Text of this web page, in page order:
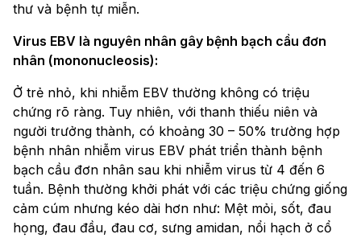
thư và bệnh tự miễn.
Virus EBV là nguyên nhân gây bệnh bạch cầu đơn
nhân (mononucleosis):
Ở trẻ nhỏ, khi nhiễm EBV thường không có triệu
chứng rõ ràng. Tuy nhiên, với thanh thiếu niên và
người trưởng thành, có khoảng 30 – 50% trường hợp
bệnh nhân nhiễm virus EBV phát triển thành bệnh
bạch cầu đơn nhân sau khi nhiễm virus từ 4 đến 6
tuần. Bệnh thường khởi phát với các triệu chứng giống
cảm cúm nhưng kéo dài hơn như: Mệt mỏi, sốt, đau
họng, đau đầu, đau cơ, sưng amidan, nổi hạch ở cổ